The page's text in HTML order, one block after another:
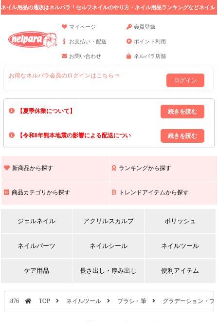
ネイル用品の通販はネルパラ！セルフネイルのやり方・ネイル用品ランキングなどネイル
マイページ
会員登録
お支払い・配送 ポイント利用
お問い合わせ ネルパラ店舗
お得なネルパラ会員のログインはこちら⇒
ログイン
【夏季休業について】
8/13(木)～8/16(日)の間｢出荷業務・お問い合わせ業務｣はお休みいたしま
上記期間中のご注文・お問い合わせは8/17(月)以降の対応となりますので
【令和8年熊本地震の影響による配送につい
また､ 九州全域でお荷物のお届けに遅延が生じております｡
新商品から探す ランキングから探す
商品カテゴリから探す トレンドアイテムから探す
ジェルネイル アクリルスカルプ ポリッシュ
ネイルパーツ ネイルシール ネイルツール
ケア用品 長さ出し・厚み出し 便利アイテム
876 TOP ネイルツール ブラシ・筆 グラデーション・フ